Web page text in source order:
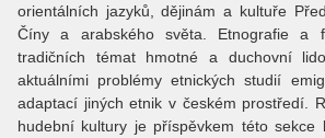
orientálních jazyků, dějinám a kultuře
Číny a arabského světa. Etnografie a
tradičních témat hmotné a duchovní
aktuálními problémy etnických studií
adaptací jiných etnik v českém prostředí.
hudební kultury je příspěvkem této sekce